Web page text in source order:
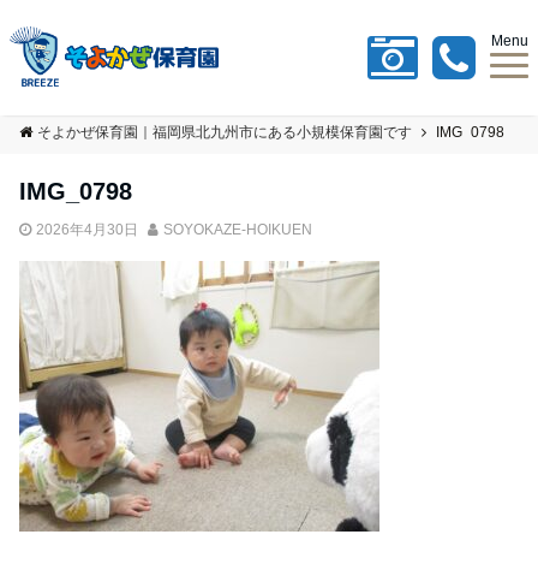
Menu
そよかぜ保育園｜福岡県北九州市にある小規模保育園です IMG_0798
IMG_0798
2026年4月30日 SOYOKAZE-HOIKUEN